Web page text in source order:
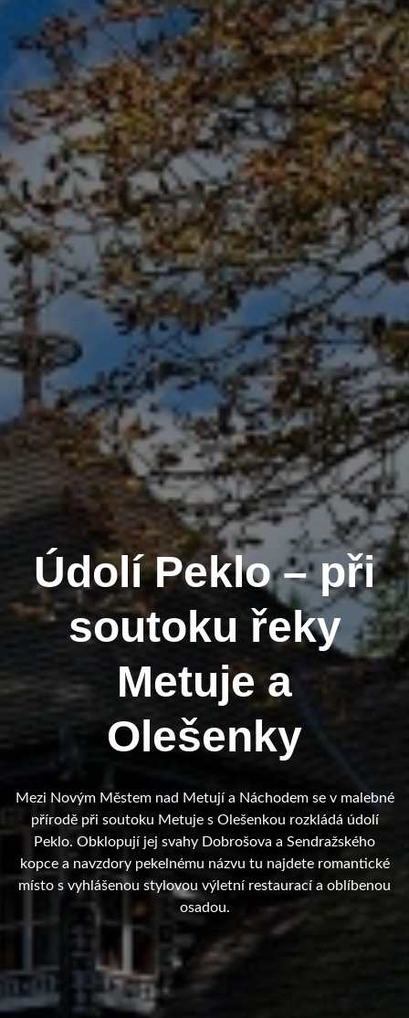
Údolí Peklo – při
soutoku řeky
Metuje a
Olešenky
Mezi Novým Městem nad Metují a Náchodem se v malebné
přírodě při soutoku Metuje s Olešenkou rozkládá údolí
Peklo. Obklopují jej svahy Dobrošova a Sendražského
kopce a navzdory pekelnému názvu tu najdete romantické
místo s vyhlášenou stylovou výletní restaurací a oblíbenou
osadou.